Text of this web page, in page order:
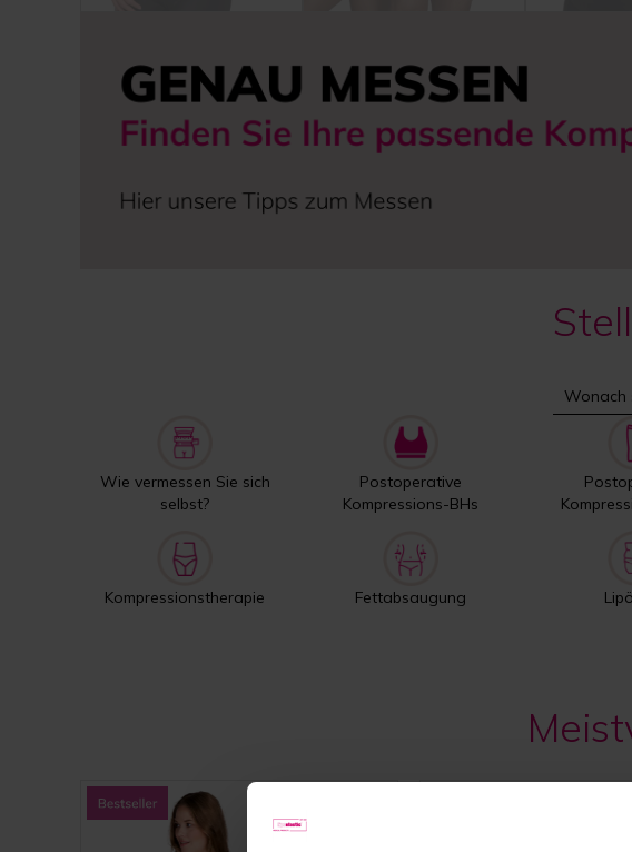
Wie vermessen Sie sich
selbst?
Postoperative
Kompressions-BHs
Kompressionstherapie Fettabsaugung